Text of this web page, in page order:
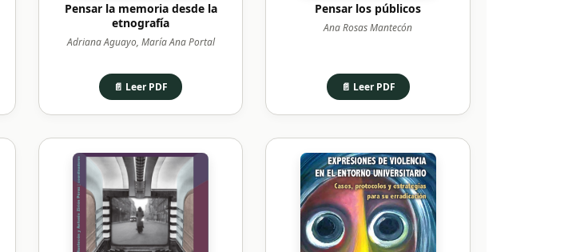
Pensar la memoria desde la
etnografía
Adriana Aguayo, María Ana Portal
📄 Leer PDF
Pensar los públicos
Ana Rosas Mantecón
📄 Leer PDF